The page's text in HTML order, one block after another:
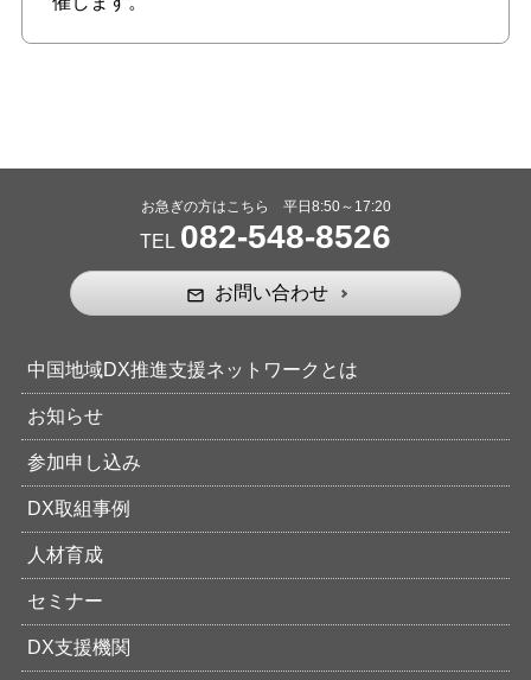
お急ぎの方はこちら 平日8:50～17:20
TEL 082-548-8526
mail_outline お問い合わせ
中国地域DX推進支援ネットワークとは
お知らせ
参加申し込み
DX取組事例
人材育成
セミナー
DX支援機関